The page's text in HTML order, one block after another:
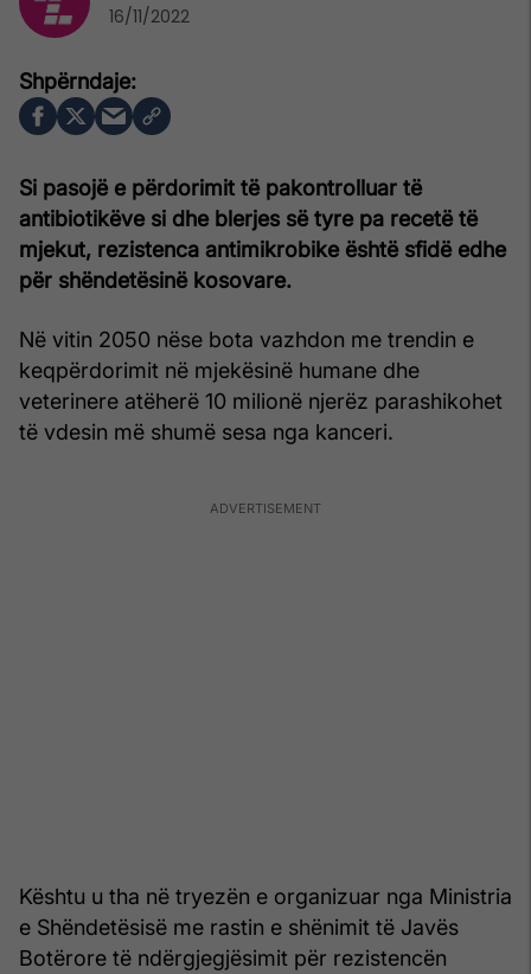
Si pasojë e përdorimit të pakontrolluar të
antibiotikëve si dhe blerjes së tyre pa recetë të
mjekut, rezistenca antimikrobike është sfidë edhe
për shëndetësinë kosovare.
Në vitin 2050 nëse bota vazhdon me trendin e
keqpërdorimit në mjekësinë humane dhe
veterinere atëherë 10 milionë njerëz parashikohet
të vdesin më shumë sesa nga kanceri.
Kështu u tha në tryezën e organizuar nga Ministria
e Shëndetësisë me rastin e shënimit të Javës
Botërore të ndërgjegjësimit për rezistencën
16/11/2022